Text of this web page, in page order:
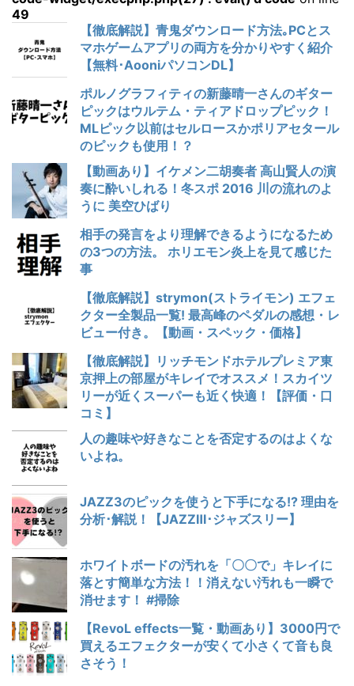
49
【徹底解説】青鬼ダウンロード方法｡PCとス
マホゲームアプリの両方を分かりやすく紹介
【無料･AooniパソコンDL】
ポルノグラフィティの新藤晴一さんのギター
ピックはウルテム・ティアドロップピック！
MLピック以前はセルロースかポリアセタール
のピックも使用！？
【動画あり】イケメン二胡奏者 高山賢人の演
奏に酔いしれる！冬スポ 2016 川の流れのよ
うに 美空ひばり
相手の発言をより理解できるようになるため
の3つの方法。 ホリエモン炎上を見て感じた
事
【徹底解説】strymon(ストライモン) エフェ
クター全製品一覧! 最高峰のペダルの感想・レ
ビュー付き。【動画・スペック・価格】
【徹底解説】リッチモンドホテルプレミア東
京押上の部屋がキレイでオススメ！スカイツ
リーが近くスーパーも近く快適！【評価・口
コミ】
人の趣味や好きなことを否定するのはよくな
いよね。
JAZZ3のピックを使うと下手になる!? 理由を
分析･解説！【JAZZⅢ･ジャズスリー】
ホワイトボードの汚れを「〇〇で」キレイに
落とす簡単な方法！！消えない汚れも一瞬で
消せます！ #掃除
【RevoL effects一覧・動画あり】3000円で
買えるエフェクターが安くて小さくて音も良
さそう！